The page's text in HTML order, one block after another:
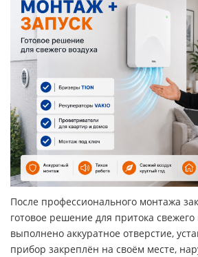
После профессионального монтажа
готовое решение для притока свежего
выполнено аккуратное отверстие,
прибор закреплён на своём месте,